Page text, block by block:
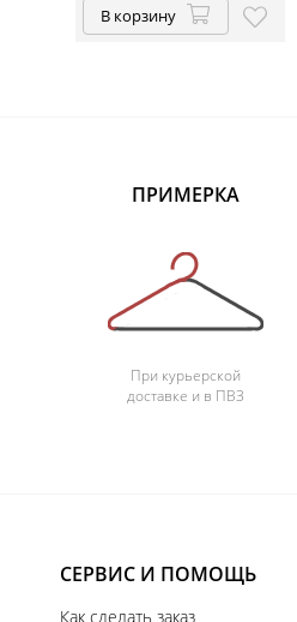
В корзину
ПРИМЕРКА
При курьерской
доставке и в ПВЗ
СЕРВИС И ПОМОЩЬ
Как сделать заказ